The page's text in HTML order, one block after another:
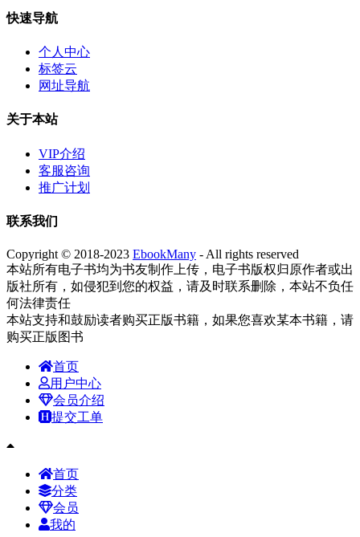
快速导航
个人中心
标签云
网址导航
关于本站
VIP介绍
客服咨询
推广计划
联系我们
Copyright © 2018-2023 EbookMany - All rights reserved
本站所有电子书均为书友制作上传，电子书版权归原作者或出
版社所有，如侵犯到您的权益，请及时联系删除，本站不负任
何法律责任
本站支持和鼓励读者购买正版书籍，如果您喜欢某本书籍，请
购买正版图书
首页
用户中心
会员介绍
提交工单
首页
分类
会员
我的